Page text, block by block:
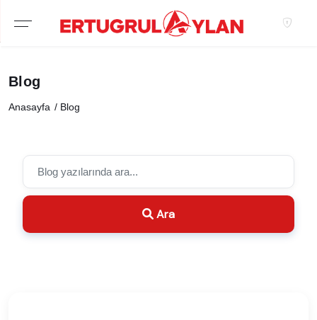
Blog
Anasayfa Blog
Ara
Hakkımızda
EKIBIMIZ
EMLAK SITELERIMIZ